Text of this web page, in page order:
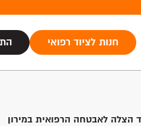
חנות לציוד רפואי
לאבטחה הרפואית במירון